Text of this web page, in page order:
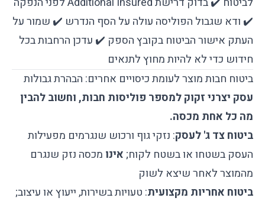
✔️ ודא שגבול הפוליסה עולה על הסף הנדרש ✔️ שמור על
העתק אישור הביטוח בקובץ הספק ✔️ עדכן הרחבות בכל
חידוש כדי לא להיות מחוץ לתנאים
ביטוח חבות מוצר לעומת כיסויים אחרים: הבהרת גבולות
עסק יצרני זקוק למספר פוליסות חבות, וחשוב להבין
מה כל אחת מכסה.
ביטוח צד ג' לעסק: נזקי גוף ורכוש שנגרמים מפעילות
העסק בשטחו או בשטח לקוח;אינו מכסה נזק שנגרם
מהמוצר לאחר שיצא לשוק
ביטוח אחריות מקצועית: טעויות בשירות, ייעוץ או עיצוב;